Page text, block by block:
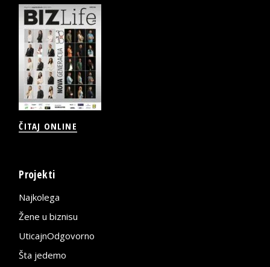
ČITAJ ONLINE
Projekti
Najkolega
Žene u biznisu
UticajnOdgovorno
Šta jedemo